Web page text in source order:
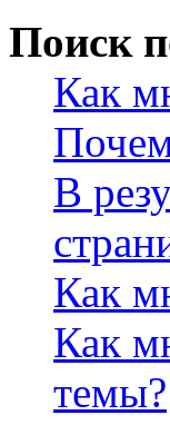
Поиск
Как
В
Как
Как
темы?